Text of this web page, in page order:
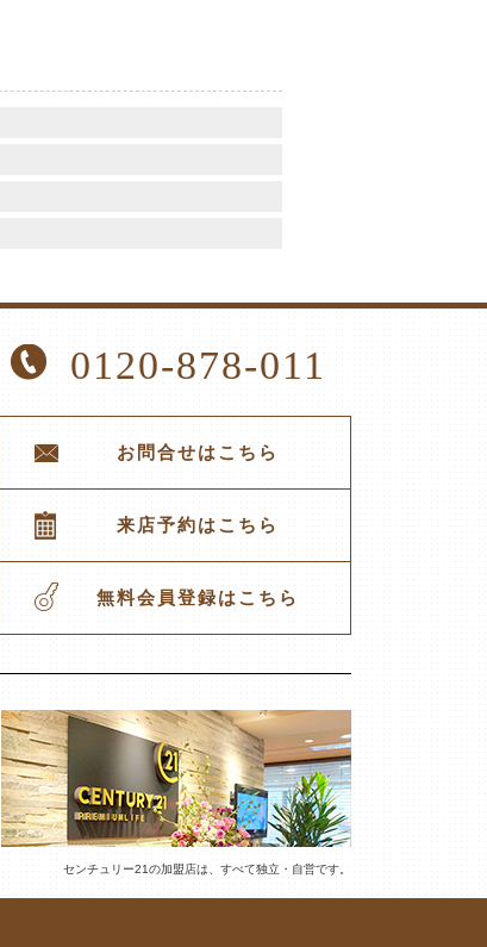
0120-878-011
お問合せはこちら
来店予約はこちら
無料会員登録はこちら
センチュリー21の加盟店は、すべて独立・自営です。